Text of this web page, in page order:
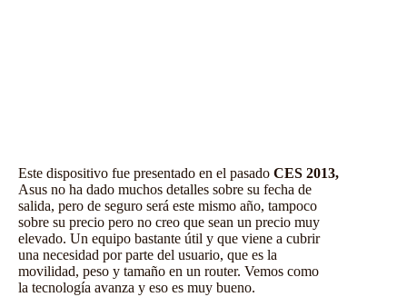
Este dispositivo fue presentado en el pasado CES 2013,
Asus no ha dado muchos detalles sobre su fecha de
salida, pero de seguro será este mismo año, tampoco
sobre su precio pero no creo que sean un precio muy
elevado. Un equipo bastante útil y que viene a cubrir
una necesidad por parte del usuario, que es la
movilidad, peso y tamaño en un router. Vemos como
la tecnología avanza y eso es muy bueno.